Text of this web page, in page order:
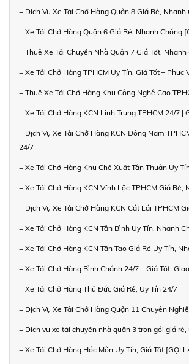
+ Dịch Vụ Xe Tải Chở Hàng Quận 8 Giá Rẻ, Nhanh
+ Xe Tải Chở Hàng Quận 6 Giá Rẻ, Nhanh Chóng
+ Thuê Xe Tải Chuyển Nhà Quận 7 Giá Tốt, Nhanh
+ Xe Tải Chở Hàng TPHCM Uy Tín, Giá Tốt – Phục
+ Thuê Xe Tải Chở Hàng Khu Công Nghệ Cao
+ Xe Tải Chở Hàng KCN Linh Trung TPHCM 24/7 |
+ Dịch Vụ Xe Tải Chở Hàng KCN Đông Nam
24/7
+ Xe Tải Chở Hàng Khu Chế Xuất Tân Thuận Uy
+ Xe Tải Chở Hàng KCN Vĩnh Lộc TPHCM Giá Rẻ,
+ Dịch Vụ Xe Tải Chở Hàng KCN Cát Lái TPHCM
+ Xe Tải Chở Hàng KCN Tân Bình Uy Tín, Nhanh
+ Xe Tải Chở Hàng KCN Tân Tạo Giá Rẻ Uy Tín,
+ Xe Tải Chở Hàng Bình Chánh 24/7 – Giá Tốt,
+ Xe Tải Chở Hàng Thủ Đức Giá Rẻ, Uy Tín 24/7
+ Dịch Vụ Xe Tải Chở Hàng Quận 11 Chuyên
+ Dịch vụ xe tải chuyển nhà quận 3 trọn gói giá rẻ,
+ Xe Tải Chở Hàng Hóc Môn Uy Tín, Giá Tốt [GỌI